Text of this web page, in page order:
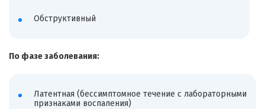
Обструктивный
По фазе заболевания:
Латентная (бессимптомное течение с лабораторными
признаками воспаления)